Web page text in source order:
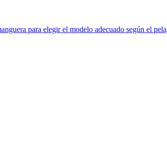
para elegir el modelo adecuado según el